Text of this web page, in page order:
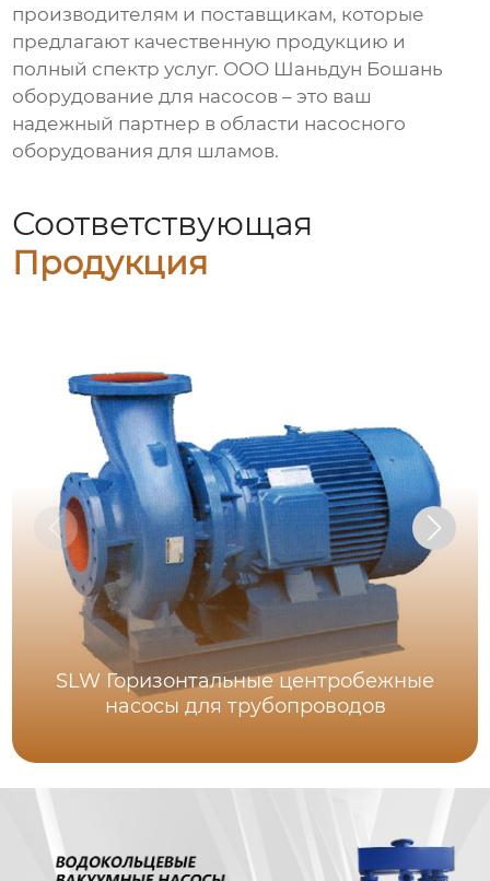
производителям и поставщикам, которые
предлагают качественную продукцию и
полный спектр услуг. ООО Шаньдун Бошань
оборудование для насосов – это ваш
надежный партнер в области насосного
оборудования для шламов.
Соответствующая
Продукция
SLW Горизонтальные центробежные
насосы для трубопроводов